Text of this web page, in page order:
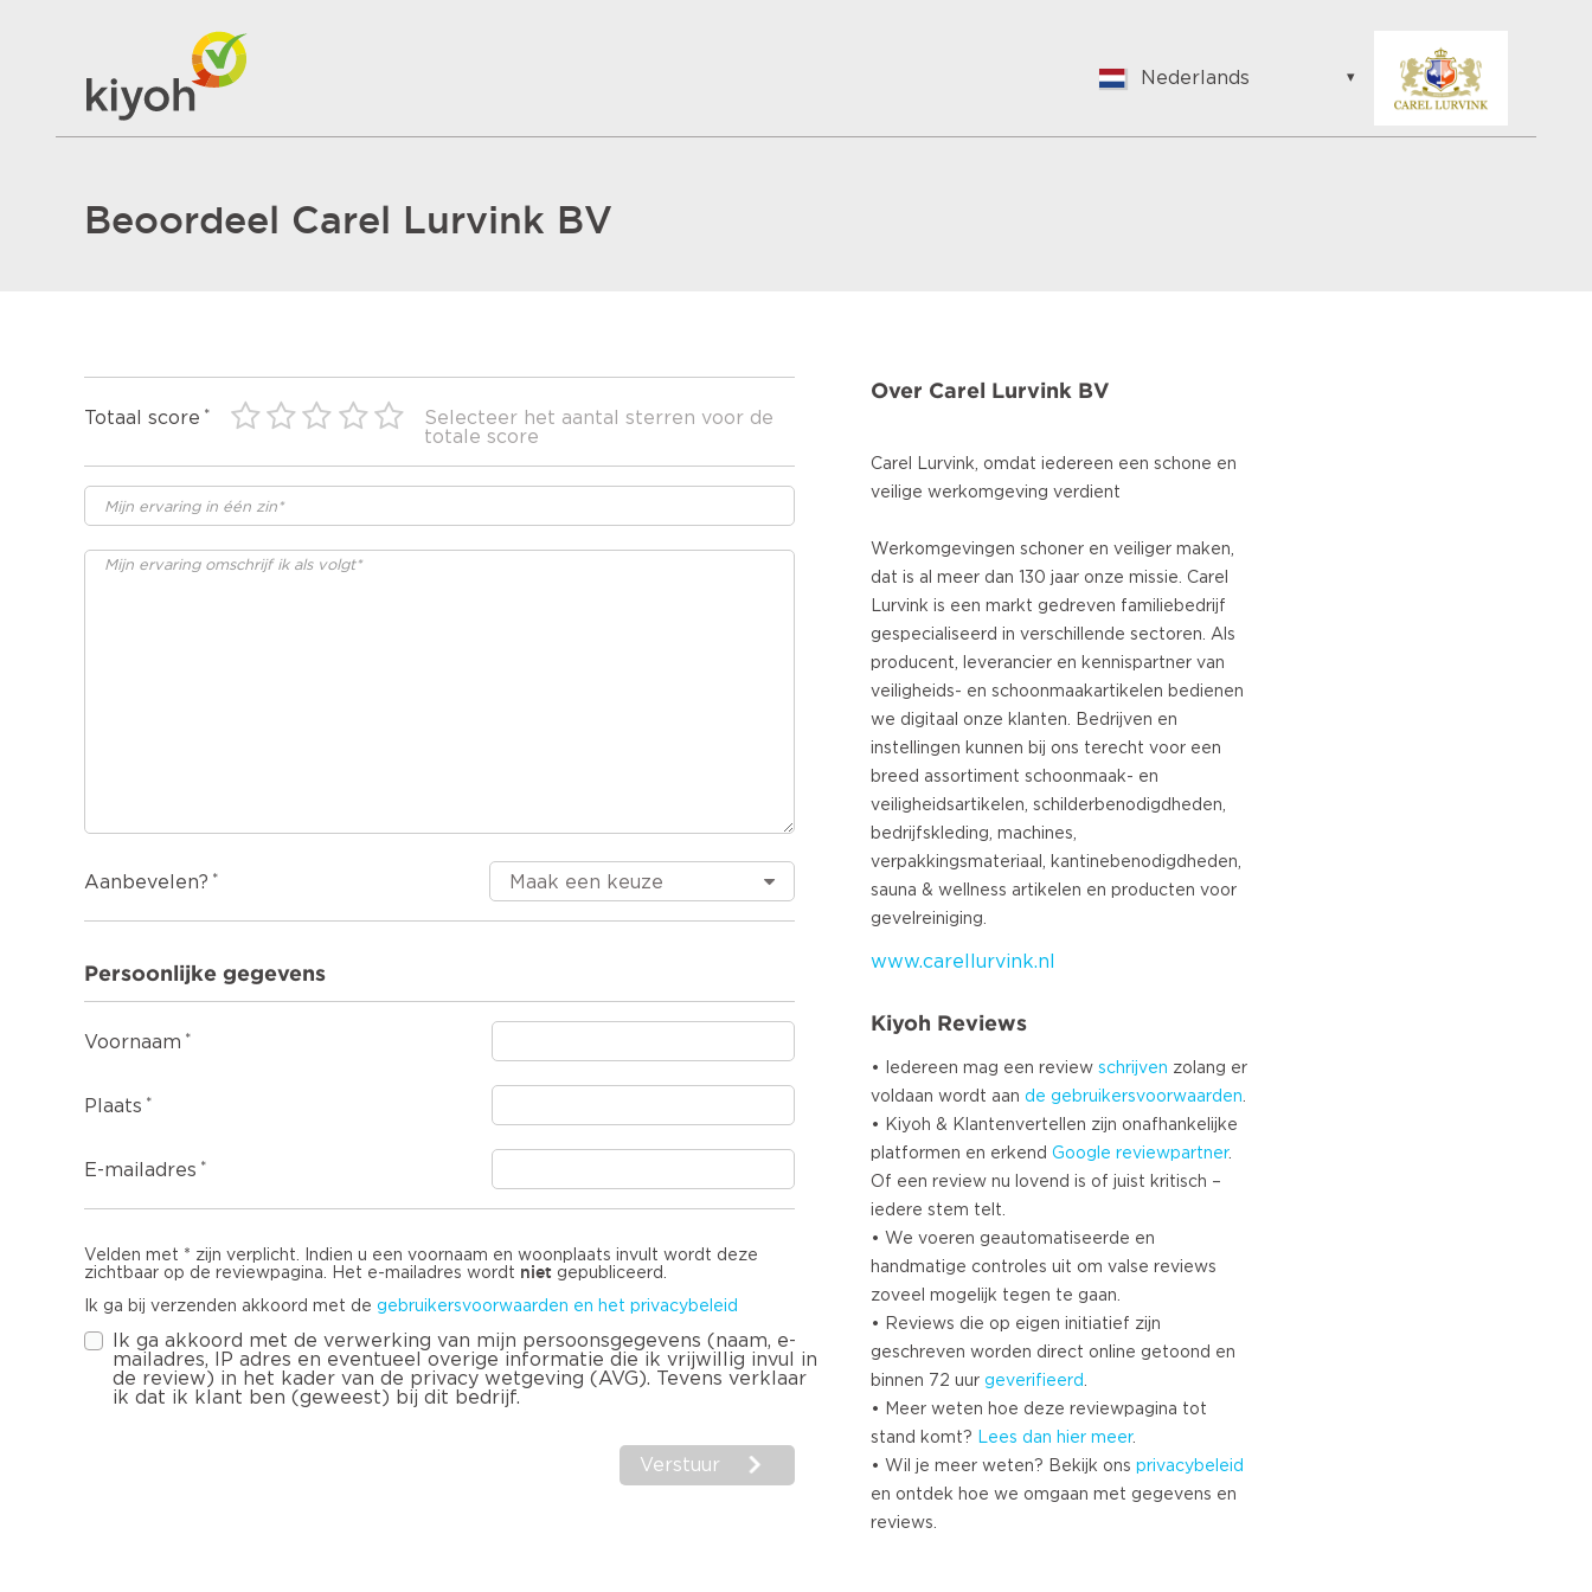
Nederlands
Nederlands
Spanish
Turkish
Norwegian
Swedish
Danish
Brazilian Portuguese
Slovenian
Chinese
Russian
Czech
Estonian
Beoordeel Carel Lurvink BV
Totaal score
Selecteer het aantal sterren voor de
totale score
Aanbevelen?
Persoonlijke gegevens
Voornaam
Plaats
E-mailadres
Velden met * zijn verplicht. Indien u een voornaam en woonplaats invult wordt deze
zichtbaar op de reviewpagina. Het e-mailadres wordt niet gepubliceerd.
Ik ga bij verzenden akkoord met de gebruikersvoorwaarden en het privacybeleid
Ik ga akkoord met de verwerking van mijn persoonsgegevens (naam, e-
mailadres, IP adres en eventueel overige informatie die ik vrijwillig invul in
de review) in het kader van de privacy wetgeving (AVG). Tevens verklaar
ik dat ik klant ben (geweest) bij dit bedrijf.
Verstuur
Over Carel Lurvink BV
Carel Lurvink, omdat iedereen een schone en
veilige werkomgeving verdient
Werkomgevingen schoner en veiliger maken,
dat is al meer dan 130 jaar onze missie. Carel
Lurvink is een markt gedreven familiebedrijf
gespecialiseerd in verschillende sectoren. Als
producent, leverancier en kennispartner van
veiligheids- en schoonmaakartikelen bedienen
we digitaal onze klanten. Bedrijven en
instellingen kunnen bij ons terecht voor een
breed assortiment schoonmaak- en
veiligheidsartikelen, schilderbenodigdheden,
bedrijfskleding, machines,
verpakkingsmateriaal, kantinebenodigdheden,
sauna & wellness artikelen en producten voor
www.carellurvink.nl
Kiyoh Reviews
• Iedereen mag een review schrijven zolang er
voldaan wordt aan de gebruikersvoorwaarden.
• Kiyoh & Klantenvertellen zijn onafhankelijke
platformen en erkend Google reviewpartner.
Of een review nu lovend is of juist kritisch –
iedere stem telt.
• We voeren geautomatiseerde en
handmatige controles uit om valse reviews
zoveel mogelijk tegen te gaan.
• Reviews die op eigen initiatief zijn
geschreven worden direct online getoond en
binnen 72 uur geverifieerd.
• Meer weten hoe deze reviewpagina tot
stand komt? Lees dan hier meer.
• Wil je meer weten? Bekijk ons privacybeleid
en ontdek hoe we omgaan met gegevens en
reviews.